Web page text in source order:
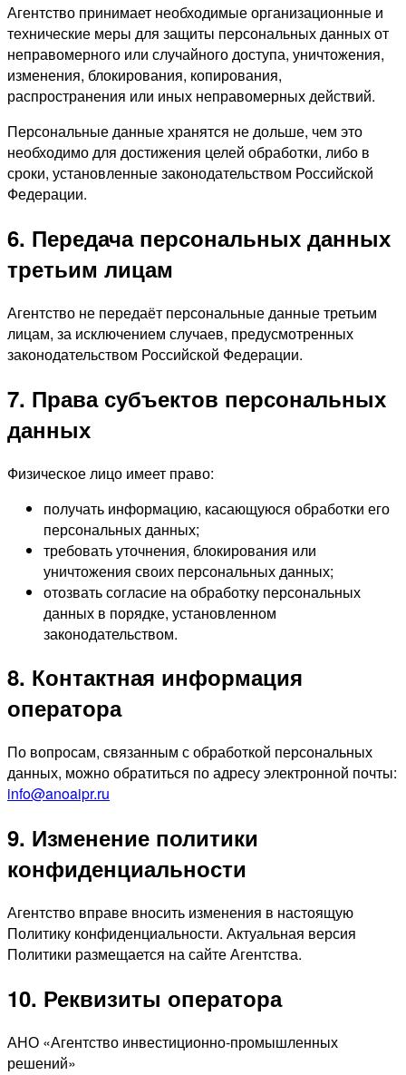
Агентство принимает необходимые организационные и
технические меры для защиты персональных данных от
неправомерного или случайного доступа, уничтожения,
изменения, блокирования, копирования,
распространения или иных неправомерных действий.
Персональные данные хранятся не дольше, чем это
необходимо для достижения целей обработки, либо в
сроки, установленные законодательством Российской
Федерации.
6. Передача персональных данных
третьим лицам
Агентство не передаёт персональные данные третьим
лицам, за исключением случаев, предусмотренных
законодательством Российской Федерации.
7. Права субъектов персональных
данных
Физическое лицо имеет право:
получать информацию, касающуюся обработки его
персональных данных;
требовать уточнения, блокирования или
уничтожения своих персональных данных;
отозвать согласие на обработку персональных
данных в порядке, установленном
законодательством.
8. Контактная информация
оператора
По вопросам, связанным с обработкой персональных
данных, можно обратиться по адресу электронной почты:
info@anoaipr.ru
9. Изменение политики
конфиденциальности
Агентство вправе вносить изменения в настоящую
Политику конфиденциальности. Актуальная версия
Политики размещается на сайте Агентства.
10. Реквизиты оператора
АНО «Агентство инвестиционно-промышленных
решений»